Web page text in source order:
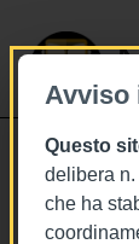
Avviso
Questo
delibera
che ha
12/5/2023